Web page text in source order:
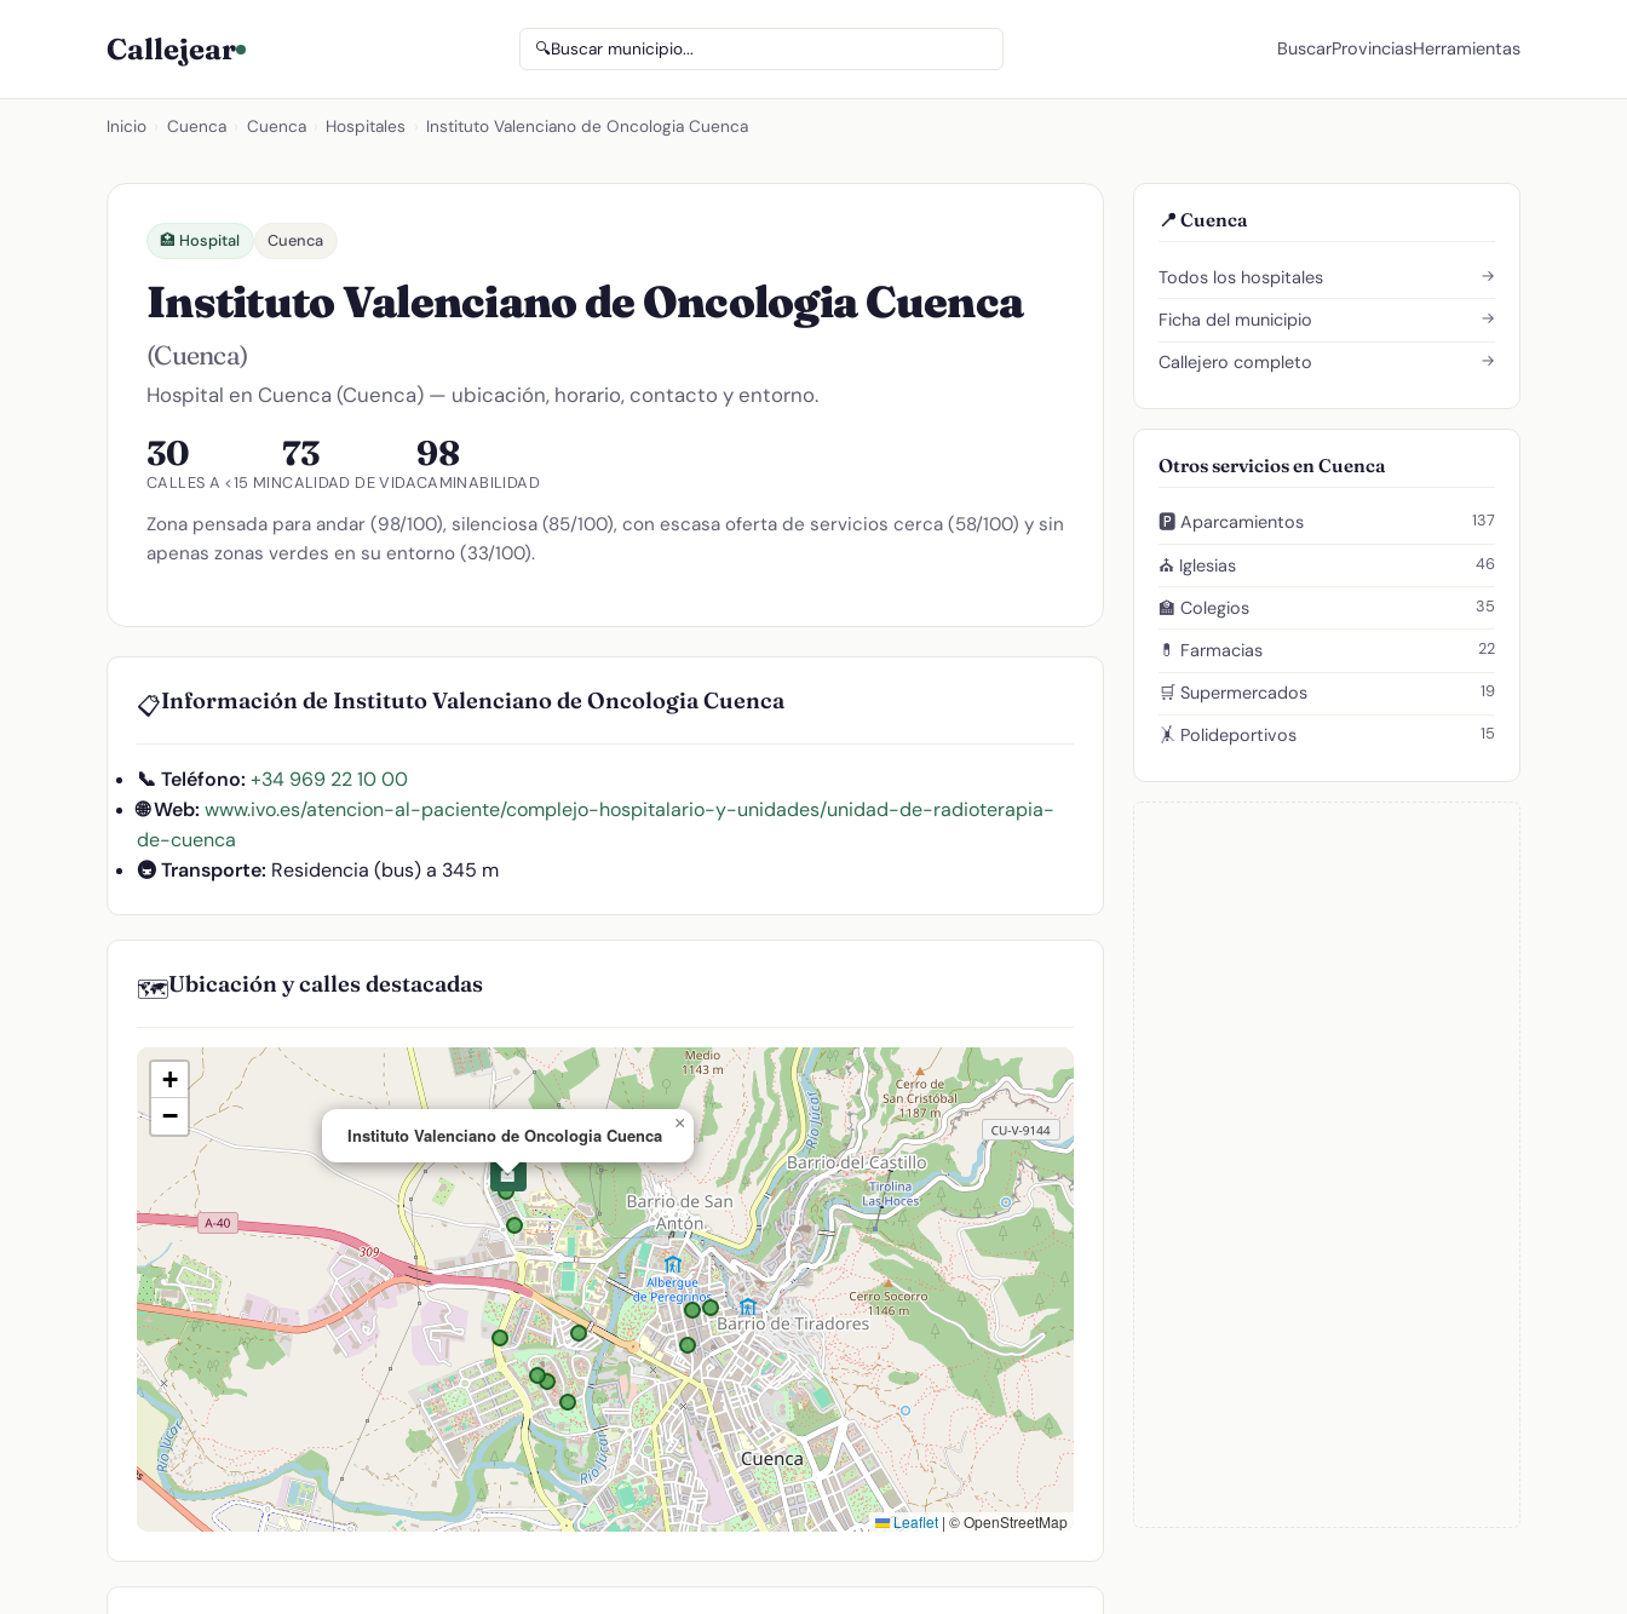
Callejear 🔍Buscar municipio... BuscarProvinciasHerramientas
Inicio Cuenca Cuenca Hospitales Instituto Valenciano de Oncologia Cuenca
🏥 Hospital Cuenca
Instituto Valenciano de Oncologia Cuenca
(Cuenca)
Hospital en Cuenca (Cuenca) — ubicación, horario, contacto y entorno.
30
CALLES A <15 MIN
73
CALIDAD DE VIDA
98
CAMINABILIDAD
Zona pensada para andar (98/100), silenciosa (85/100), con escasa oferta de servicios cerca (58/100) y sin
apenas zonas verdes en su entorno (33/100).
📋Información de Instituto Valenciano de Oncologia Cuenca
📞 Teléfono: +34 969 22 10 00
🌐 Web: www.ivo.es/atencion-al-paciente/complejo-hospitalario-y-unidades/unidad-de-radioterapia-
de-cuenca
🚇 Transporte: Residencia (bus) a 345 m
🗺️Ubicación y calles destacadas
🏥
Instituto Valenciano de Oncologia Cuenca
×
+
−
Leaflet | © OpenStreetMap
📍 Cuenca
Todos los hospitales →
Ficha del municipio →
Callejero completo →
Otros servicios en Cuenca
🅿️ Aparcamientos 137
⛪ Iglesias 46
🏫 Colegios 35
💊 Farmacias 22
🛒 Supermercados 19
🤸 Polideportivos 15